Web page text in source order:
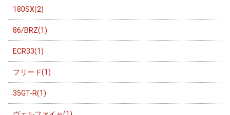
180SX(2)
86/BRZ(1)
ECR33(1)
フリード(1)
35GT-R(1)